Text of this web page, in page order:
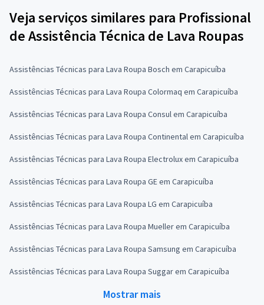
Veja serviços similares para Profissional
de Assistência Técnica de Lava Roupas
Assistências Técnicas para Lava Roupa Bosch em Carapicuíba
Assistências Técnicas para Lava Roupa Colormaq em Carapicuíba
Assistências Técnicas para Lava Roupa Consul em Carapicuíba
Assistências Técnicas para Lava Roupa Continental em Carapicuíba
Assistências Técnicas para Lava Roupa Electrolux em Carapicuíba
Assistências Técnicas para Lava Roupa GE em Carapicuíba
Assistências Técnicas para Lava Roupa LG em Carapicuíba
Assistências Técnicas para Lava Roupa Mueller em Carapicuíba
Assistências Técnicas para Lava Roupa Samsung em Carapicuíba
Assistências Técnicas para Lava Roupa Suggar em Carapicuíba
Mostrar mais